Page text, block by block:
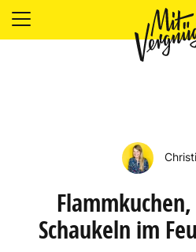
Schaukeln im